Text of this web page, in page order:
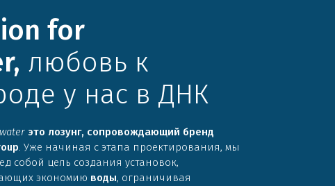
for
любовь к
у нас в ДНК
это лозунг, сопровождающий бренд
. Уже начиная с этапа проектирования, мы
собой цель создания установок,
экономию воды, ограничивая